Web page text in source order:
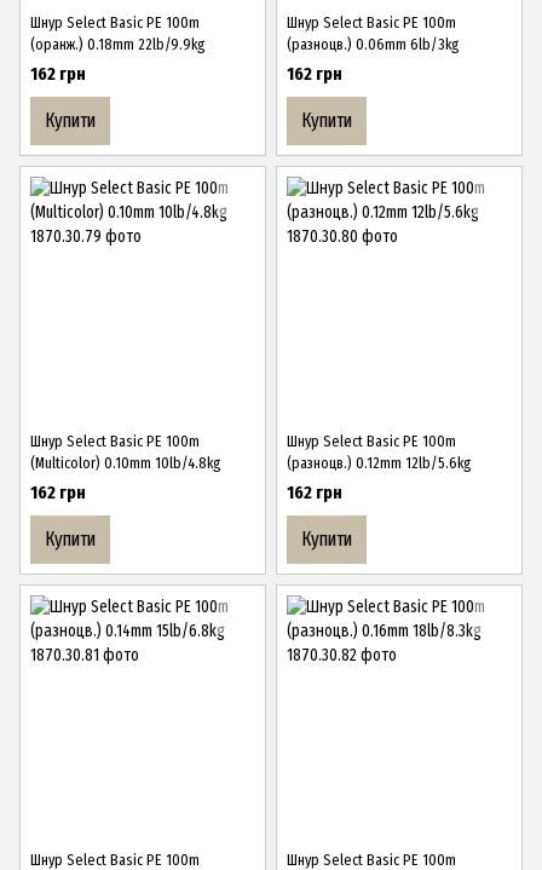
Шнур Select Basic PE 100m
(оранж.) 0.18mm 22lb/9.9kg
162 грн
Купити
Шнур Select Basic PE 100m
(разноцв.) 0.06mm 6lb/3kg
162 грн
Купити
Шнур Select Basic PE 100m
(Multicolor) 0.10mm 10lb/4.8kg
162 грн
Купити
Шнур Select Basic PE 100m
(разноцв.) 0.12mm 12lb/5.6kg
162 грн
Купити
Шнур Select Basic PE 100m
Шнур Select Basic PE 100m